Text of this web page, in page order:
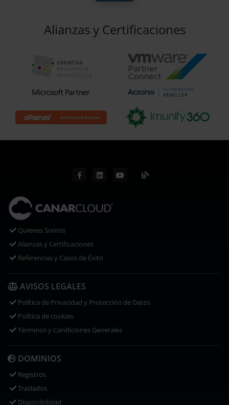
Alianzas y Certificaciones
Quienes Somos
Alianzas y Certificaciones
Referencias y Casos de Éxito
AVISOS LEGALES
Política de Privacidad y Protección de Datos
Política de cookies
Términos y Condiciones Generales
DOMINIOS
Registros
Traslados
Disponibilidad